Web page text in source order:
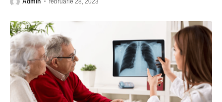
Admin februarie 28, 2023